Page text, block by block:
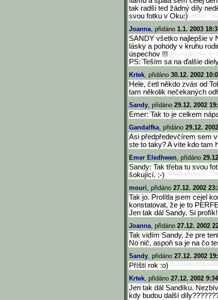
tak radši ted žádný díly
svou fotku v Oku:)
Joanna, přidáno 1.1. 2003
SANDY všetko najlepšie v
lásky a pohody v kruhu
úspechov !!!
PS: Teším sa na ďalšie
Krtek, přidáno 30.12. 2002
Hele, četl někdo zvás od
tam několik nečekaných
Sandy, přidáno 29.12. 2002
Emer: Tak to je celkem
Gandalfka, přidáno 29.12.
Asi předpředevčírem sem
ste to taky? A víte kdo tam
Emer Eledhwen, přidáno
Sandy: Tak třeba tu svou
šokující. ;-)
mouri, přidáno 27.12. 2002
Tak jo. Prolítla jsem cejel
konstatovat, že je to
Jen tak dál Sandy. Si
Joanna, přidáno 27.12. 2002
Tak vidím Sandy, že pre
No nič, aspoň sa je na čo
Sandy, přidáno 27.12. 2002
Příští rok :o)
Krtek, přidáno 27.12. 2002
Jen tak dál Sandíku.
kdy budou další